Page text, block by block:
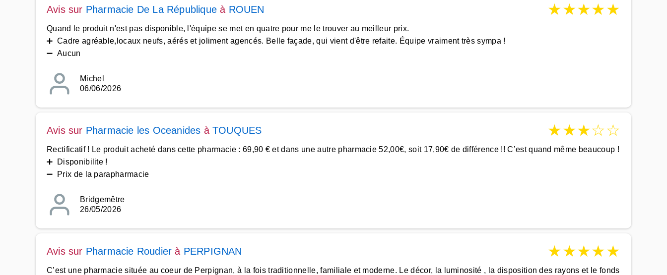
Avis sur Pharmacie De La République à ROUEN ★★★★★
Quand le produit n'est pas disponible, l'équipe se met en quatre pour me le trouver au meilleur prix.
➕ Cadre agréable,locaux neufs, aérés et joliment agencés. Belle façade, qui vient d'être refaite. Équipe vraiment très sympa !
➖ Aucun
Michel
06/06/2026
Avis sur Pharmacie les Oceanides àTOUQUES ★★★☆☆
Rectificatif ! Le produit acheté dans cette pharmacie : 69,90 € et dans une autre pharmacie 52,00€, soit 17,90€ de différence !! C’est quand même beaucoup !
➕ Disponibilite !
➖ Prix de la parapharmacie
Bridgemêtre
26/05/2026
Avis sur Pharmacie Roudier à PERPIGNAN ★★★★★
C’est une pharmacie située au coeur de Perpignan, à la fois traditionnelle, familiale et moderne. Le décor, la luminosité , la disposition des rayons et le fonds